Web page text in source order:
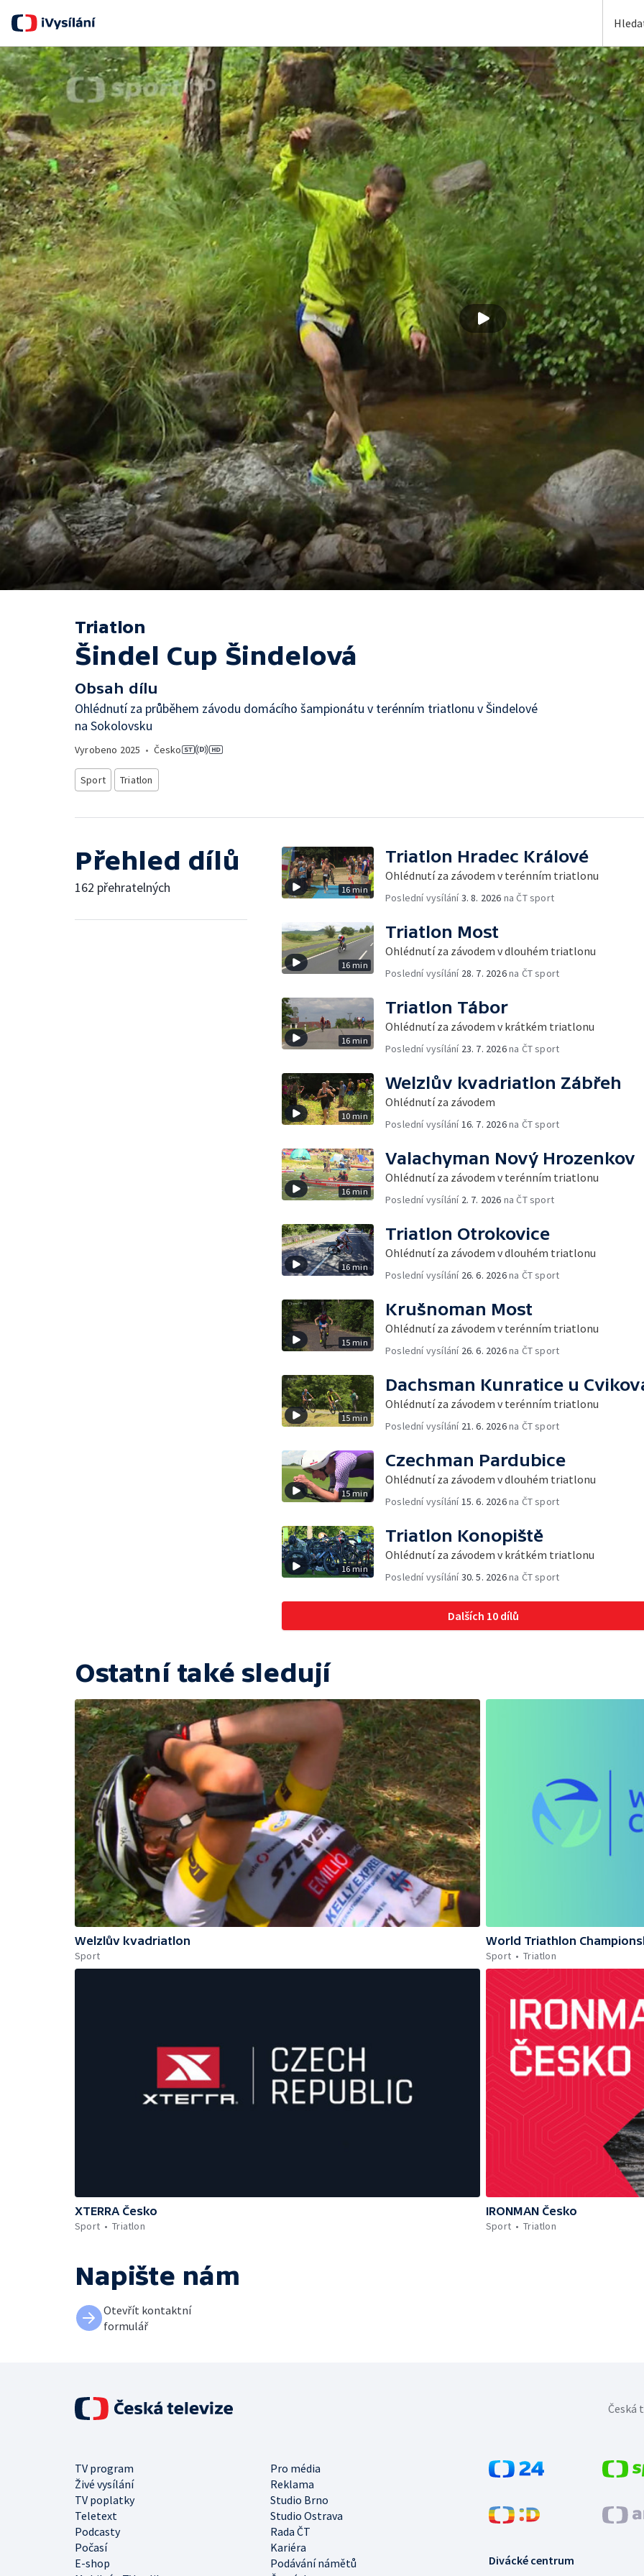
Triatlon
Šindel Cup Šindelová
Obsah dílu
Ohlédnutí za průběhem závodu domácího šampionátu v terénním triatlonu v Šindelové
na Sokolovsku
Vyrobeno 2025 • Česko
Sport Triatlon
Přehled dílů
162 přehratelných 16 min
Triatlon Hradec Králové
Ohlédnutí za závodem v terénním triatlonu
Poslední vysílání3. 8. 2026 na ČT sport
16 min
Triatlon Most
Ohlédnutí za závodem v dlouhém triatlonu
Poslední vysílání 28. 7. 2026na ČT sport
16 min
Triatlon Tábor
Ohlédnutí za závodem v krátkém triatlonu
Poslední vysílání 23. 7. 2026na ČT sport
10 min
Welzlův kvadriatlon Zábřeh
Ohlédnutí za závodem
Poslední vysílání16. 7. 2026na ČT sport
16 min
Valachyman Nový Hrozenkov
Ohlédnutí za závodem v terénním triatlonu
Poslední vysílání 2. 7. 2026 na ČT sport
16 min
Triatlon Otrokovice
Ohlédnutí za závodem v dlouhém triatlonu
Poslední vysílání 26. 6. 2026na ČT sport
15 min
Krušnoman Most
Ohlédnutí za závodem v terénním triatlonu
Poslední vysílání 26. 6. 2026na ČT sport
15 min
Dachsman Kunratice u
Ohlédnutí za závodem v terénním triatlonu
Poslední vysílání 21. 6. 2026na ČT sport
15 min
Czechman Pardubice
Ohlédnutí za závodem v dlouhém triatlonu
Poslední vysílání15. 6. 2026na ČT sport
16 min
Triatlon Konopiště
Ohlédnutí za závodem v krátkém triatlonu
Poslední vysílání30. 5. 2026na ČT sport
Dalších 10 dílů
Ostatní také sledují
Welzlův kvadriatlon
Sport
World Triathlon
Sport
Triatlon
XTERRA Česko
Sport
Triatlon
IRONMAN Česko
Sport
Triatlon
Napište nám
Otevřít kontaktní
formulář
Divácké centrum
TV program
Pro média
Živé vysílání
Reklama
TV poplatky
Studio Brno
Teletext
Studio Ostrava
Podcasty
Rada ČT
Počasí
Kariéra
E-shop
Podávání námětů
Česká